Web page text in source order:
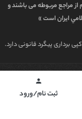
مراجع مربوطه می باشند و
ايران است »
برداری پیگرد قانونی دارد.
person
ثبت نام/ورود